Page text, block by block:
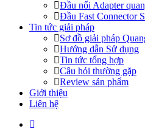
Đầu nối Adapter
Đầu Fast Connector
Tin tức giải pháp
Sơ đồ giải pháp
Hướng dẫn Sử dụng
Tin tức tổng hợp
Câu hỏi thường gặp
Review sản phẩm
Giới thiệu
Liên hệ